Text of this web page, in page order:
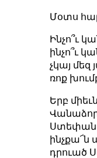
Մօտս
Ինչո՞ւ
ինչո՞ւ
չկայ
ռոք
Երբ
ինչքա՜ն
դրուած